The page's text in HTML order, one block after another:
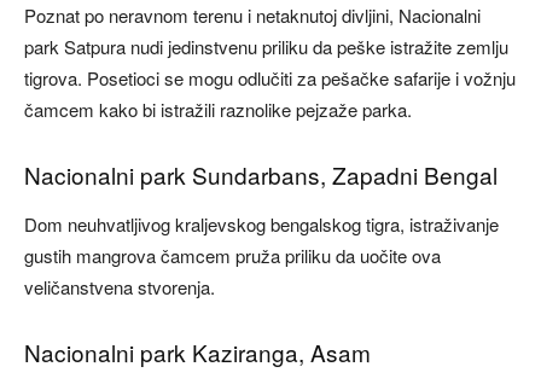
Poznat po neravnom terenu i netaknutoj divljini, Nacionalni
park Satpura nudi jedinstvenu priliku da peške istražite zemlju
tigrova. Posetioci se mogu odlučiti za pešačke safarije i vožnju
čamcem kako bi istražili raznolike pejzaže parka.
Nacionalni park Sundarbans, Zapadni Bengal
Dom neuhvatljivog kraljevskog bengalskog tigra, istraživanje
gustih mangrova čamcem pruža priliku da uočite ova
veličanstvena stvorenja.
Nacionalni park Kaziranga, Asam